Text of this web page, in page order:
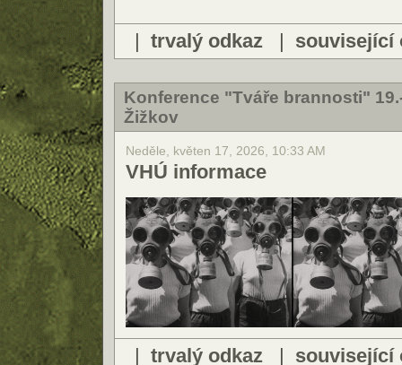
| trvalý odkaz | související
Konference "Tváře brannosti"
Žižkov
Neděle, květen 17, 2026, 10:33 AM
VHÚ informace
| trvalý odkaz | související